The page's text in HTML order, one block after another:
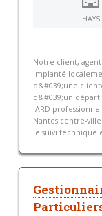
HAYS
Notre client,
implanté
d&#039;une
d&#039;un
IARD
Nantes centre-
le suivi technique